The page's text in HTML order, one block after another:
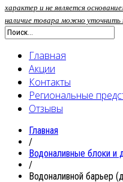
характер и не является
наличие товара можно
Главная
Акции
Контакты
Региональные
Отзывы
Главная
/
Водоналивные блоки
/
Водоналивной барьер